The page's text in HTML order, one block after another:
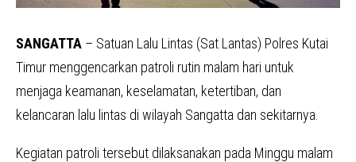
SANGATTA – Satuan Lalu Lintas (Sat Lantas) Polres Kutai
Timur menggencarkan patroli rutin malam hari untuk
menjaga keamanan, keselamatan, ketertiban, dan
kelancaran lalu lintas di wilayah Sangatta dan sekitarnya.
Kegiatan patroli tersebut dilaksanakan pada Minggu malam